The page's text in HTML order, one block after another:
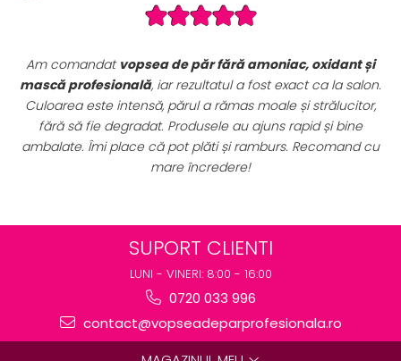
și
salon.
cu
Seturile promoționale de pe
sunt extrem de avantajoase. Am achiziționat unset
complet de vopsele profesionale cu oxidanți și
perfect pentru uz profesional. Calitate foarte bună la
preț excelent. Se vede clar că sunt produse originale,
destinate rezultatelor de salon.
SUPORT CLIENTI
LUNI - VINERI: 8:00 - 16:00
0720 033 996
contact@vopseadeparprofesionala.ro